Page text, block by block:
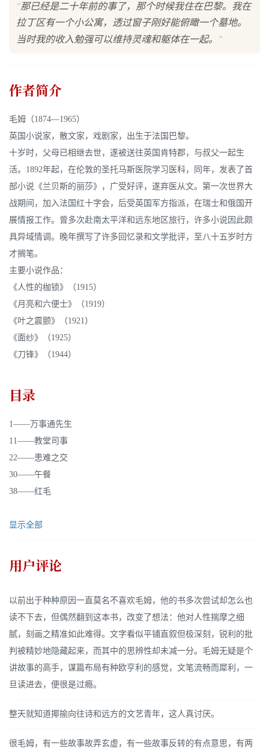
"那已经是二十年前的事了，那个时候我住在巴黎。我在
拉丁区有一个小公寓，透过窗子刚好能俯瞰一个墓地。
当时我的收入勉强可以维持灵魂和躯体在一起。
"
作者简介
毛姆（1874—1965）
英国小说家，散文家，戏剧家，出生于法国巴黎。
十岁时，父母已相继去世，遂被送往英国肯特郡，与叔父一起生
活。1892年起，在伦敦的圣托马斯医院学习医科，同年，发表了首
部小说《兰贝斯的丽莎》，广受好评，遂弃医从文。第一次世界大
战期间，加入法国红十字会，后受英国军方指派，在瑞士和俄国开
展情报工作。曾多次赴南太平洋和远东地区旅行，许多小说因此颇
具异域情调。晚年撰写了许多回忆录和文学批评，至八十五岁时方
才搁笔。
主要小说作品：
《人性的枷锁》（1915）
《月亮和六便士》（1919）
《叶之震颤》（1921）
《面纱》（1925）
《刀锋》（1944）
目录
1——万事通先生
11——教堂司事
22——患难之交
30——午餐
38——红毛
显示全部
用户评论
以前出于种种原因一直莫名不喜欢毛姆，他的书多次尝试却怎么也
读不下去，但偶然翻到这本书，改变了想法：他对人性揣摩之细
腻，刻画之精准如此难得。文字看似平铺直叙但极深刻，锐利的批
判被精妙地隐藏起来，而其中的思辨性却未减一分。毛姆无疑是个
讲故事的高手，谋篇布局有种欧亨利的感觉，文笔流畅而犀利，一
旦读进去，便很是过瘾。
整天就知道揶揄向往诗和远方的文艺青年，这人真讨厌。
很毛姆，有一些故事故弄玄虚，有一些故事反转的有点意思，有两